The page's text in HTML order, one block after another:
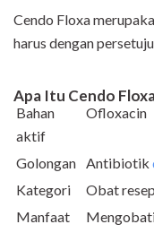
Cendo Floxa
harus dengan
Apa Itu Cendo
Bahan
aktif
Ofloxacin
Golongan Antibiotik
Kategori
Obat resep
Manfaat